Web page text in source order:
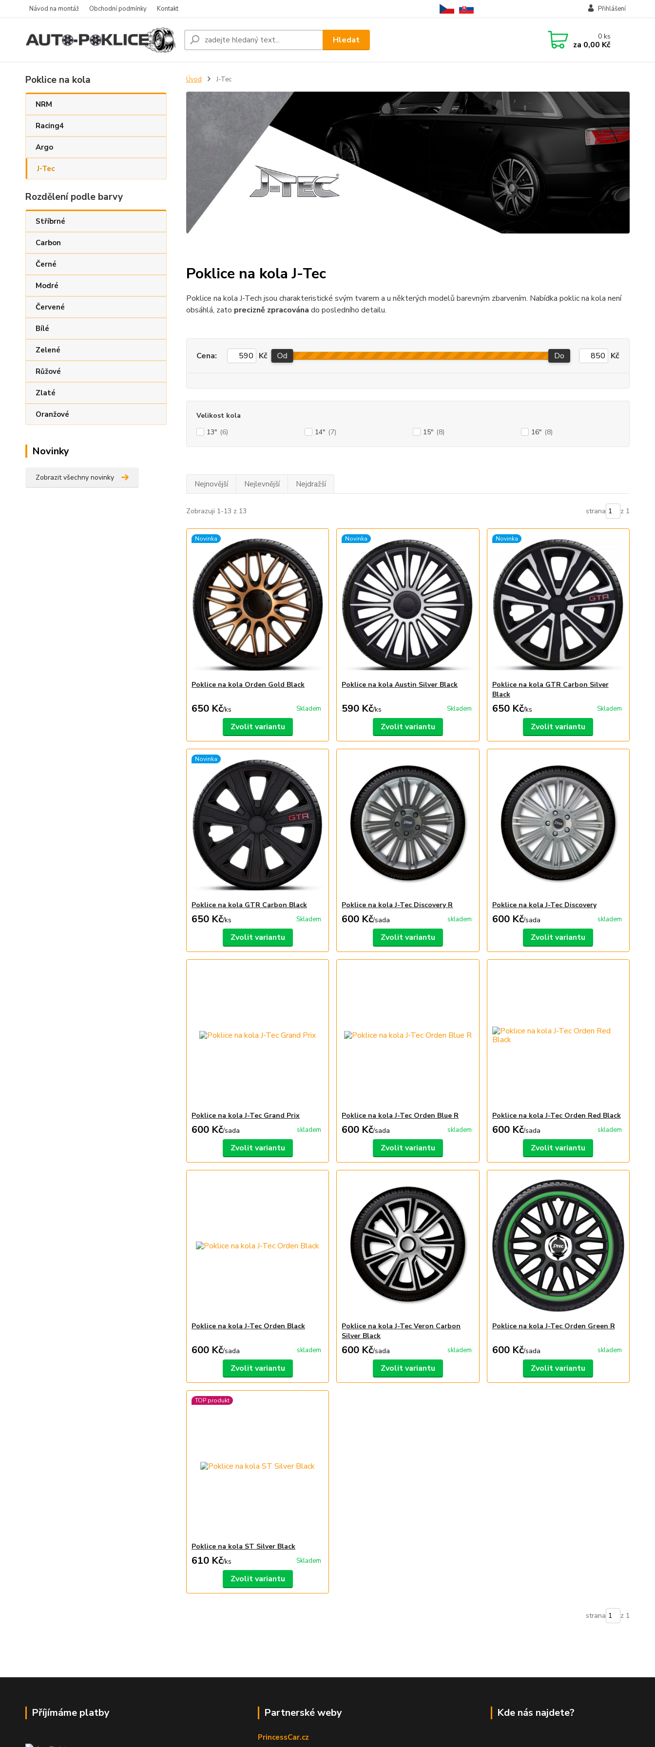
Návod na montáž Obchodní podmínky Kontakt Přihlášení
Hledat 0ks
za 0,00 Kč
Poklice na kola
NRM
Racing4
Argo
J-Tec
Rozdělení podle barvy
Stříbrné
Carbon
Černé
Modré
Červené
Bílé
Zelené
Růžové
Zlaté
Oranžové
Novinky
Zobrazit všechny novinky
Úvod J-Tec
Poklice na kola J-Tec
Poklice na kola J-Tech jsou charakteristické svým tvarem a u některých modelů barevným zbarvením. Nabídka poklic na kola není
obsáhlá, zato precizně zpracována do posledního detailu.
Cena: Kč Od Do Kč
Velikost kola
13" (6) 14" (7) 15" (8) 16" (8)
Nejnovější Nejlevnější Nejdražší
Zobrazuji 1-13 z 13 strana z 1
Novinka
Poklice na kola Orden Gold Black
650 Kč/ks Skladem
Zvolit variantu
Novinka
Poklice na kola Austin Silver Black
590 Kč/ks Skladem
Zvolit variantu
Novinka
Poklice na kola GTR Carbon Silver
Black
650 Kč/ks Skladem
Zvolit variantu
Novinka
Poklice na kola GTR Carbon Black
650 Kč/ks Skladem
Zvolit variantu
Poklice na kola J-Tec Discovery R
600 Kč/sada skladem
Zvolit variantu
Poklice na kola J-Tec Discovery
600 Kč/sada skladem
Zvolit variantu
Poklice na kola J-Tec Grand Prix
600 Kč/sada skladem
Zvolit variantu
Poklice na kola J-Tec Orden Blue R
600 Kč/sada skladem
Zvolit variantu
Poklice na kola J-Tec Orden Red Black
600 Kč/sada skladem
Zvolit variantu
Poklice na kola J-Tec Orden Black
600 Kč/sada skladem
Zvolit variantu
Poklice na kola J-Tec Veron Carbon
Silver Black
600 Kč/sada skladem
Zvolit variantu
Poklice na kola J-Tec Orden Green R
600 Kč/sada skladem
Zvolit variantu
TOP produkt
Poklice na kola ST Silver Black
610 Kč/ks Skladem
Zvolit variantu
strana z 1
Příjímáme platby Partnerské weby
PrincessCar.cz
Kde nás najdete?